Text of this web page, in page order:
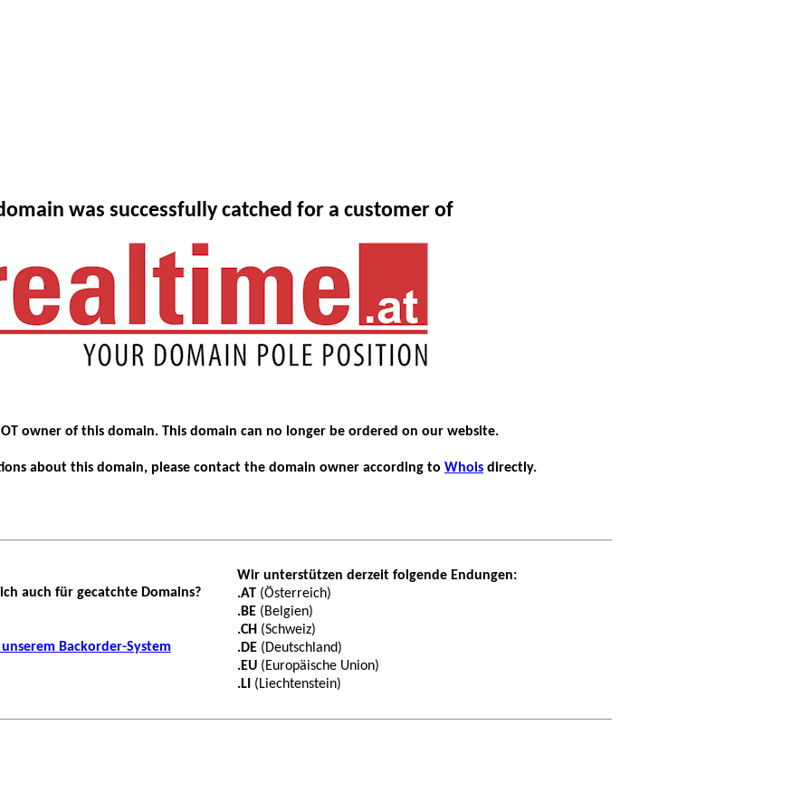
was successfully catched for a customer of
owner of this domain. This domain can no longer be ordered on our website.
about this domain, please contact the domain owner according to Whois directly.
auch für gecatchte Domains?
Backorder-System
Wir unterstützen derzeit folgende Endungen:
.AT(Österreich)
.BE(Belgien)
.CH(Schweiz)
.DE(Deutschland)
.EU(Europäische Union)
.LI(Liechtenstein)